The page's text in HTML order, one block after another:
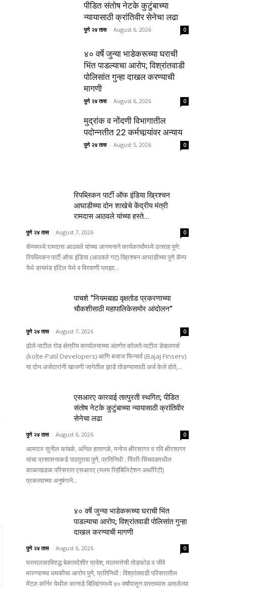
पीडित संतोष नेटके कुटुंबाच्या
न्यायासाठी क्रांतिवीर सेनेचा लढा
पुणे २४ तास - August 6, 2026 0
४० वर्षे जुन्या भाडेकरूच्या घराची
भिंत पाडल्याचा आरोप; विश्रांतवाडी
पोलिसांत गुन्हा दाखल करण्याची
मागणी
पुणे २४ तास - August 6, 2026 0
मुद्रांक व नोंदणी विभागातील
पदोन्नतीत 22 कर्मचार्‍यांवर अन्याय
पुणे २४ तास - August 5, 2026 0
रिपब्लिकन पार्टी ऑफ इंडिया ख्रिश्चन
आघाडीच्या दोन शाखेचे केंद्रीय मंत्री
रामदास आठवले यांच्या हस्ते...
पुणे २४ तास - August 7, 2026 0
कॅम्पमध्ये रामदास आठवले यांच्या आगमनाने कार्यकर्त्यांमध्ये उत्साह पुणे:
रिपब्लिकन पार्टी ऑफ इंडिया (आठवले गट) ख्रिश्चन आघाडीच्या पुणे कॅम्प
येथे डायमंड हॉटेल येथे व विरवाणी प्लाझा...
पाचशे “नियमबाह्य वृक्षतोड प्रकरणाच्या
चौकशीसाठी महापालिकेसमोर आंदोलन”
पुणे २४ तास - August 7, 2026 0
ढोले-पाटील रोड क्षेत्रीय कार्यालयाच्या अंतर्गत कोलते-पाटील डेव्हलपर्स
(kolte-Patil Developers) आणि बजाज फिन्सर्व (Bajaj Finserv)
या दोन अर्जदारांनी खाजगी जागेतील झाडे तोडण्यासाठी अर्ज केले होते,...
एसआरए कारवाई तात्पुरती स्थगित; पीडित
संतोष नेटके कुटुंबाच्या न्यायासाठी क्रांतिवीर
सेनेचा लढा
पुणे २४ तास - August 6, 2026 0
आमदार सुनील कांबळे, अनिल हातागळे, मनोज क्षीरसागर व रवि क्षीरसागर
यांचा प्रशासनाकडे पाठपुरावा पुणे, प्रतिनिधी : पिंपरी-चिंचवडमधील
काळाखडक परिसरात एसआरए (स्लम रिहॅबिलिटेशन अथॉरिटी)
प्रकल्पाच्या अनुषंगाने...
४० वर्षे जुन्या भाडेकरूच्या घराची भिंत
पाडल्याचा आरोप; विश्रांतवाडी पोलिसांत गुन्हा
दाखल करण्याची मागणी
पुणे २४ तास - August 6, 2026 0
घरमालकाविरुद्ध बेकायदेशीर प्रवेश, मालमत्तेची तोडफोड व जीवे
मारण्याच्या धमकीचा आरोप पुणे, प्रतिनिधी : विश्रांतवाडी परिसरातील
मेंटल कॉर्नर येथील कानाडे बिल्डिंगमध्ये ४० वर्षांपासून वास्तव्यास असलेल्या